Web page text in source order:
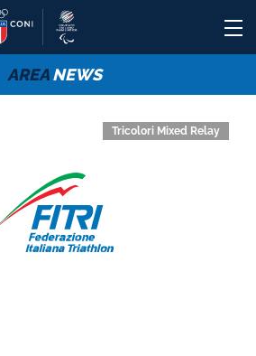
AREANEWS
Tricolori Mixed Relay